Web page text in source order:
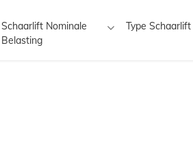
Schaarlift Nominale
Belasting
Type Schaarlift